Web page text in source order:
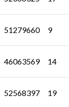
51279660 9
46063569 14
52568397 19